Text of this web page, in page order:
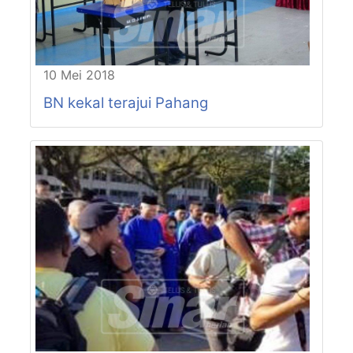
10 Mei 2018
BN kekal terajui Pahang